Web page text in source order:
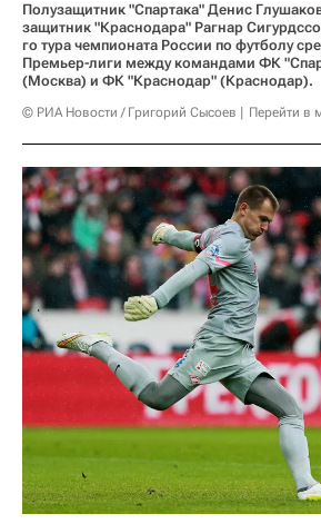
Полузащитник "Спартака" Денис
защитник "Краснодара" Рагнар
го тура чемпионата России по футболу
Премьер-лиги между командами ФК
(Москва) и ФК "Краснодар" (Краснодар).
© РИА Новости / Григорий Сысоев Перейти в